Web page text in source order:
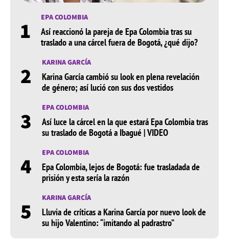
1 EPA COLOMBIA
Así reaccionó la pareja de Epa Colombia tras su
traslado a una cárcel fuera de Bogotá, ¿qué dijo?
2 KARINA GARCÍA
Karina García cambió su look en plena revelación
de género; así lució con sus dos vestidos
3 EPA COLOMBIA
Así luce la cárcel en la que estará Epa Colombia tras
su traslado de Bogotá a Ibagué | VIDEO
4 EPA COLOMBIA
Epa Colombia, lejos de Bogotá: fue trasladada de
prisión y esta sería la razón
5 KARINA GARCÍA
Lluvia de críticas a Karina García por nuevo look de
su hijo Valentino: “imitando al padrastro”